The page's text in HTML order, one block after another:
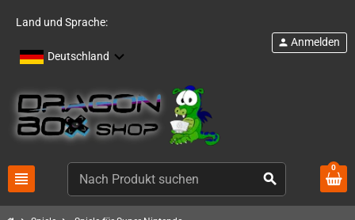
Land und Sprache:
Deutschland
view_headline search
person Anmelden
0